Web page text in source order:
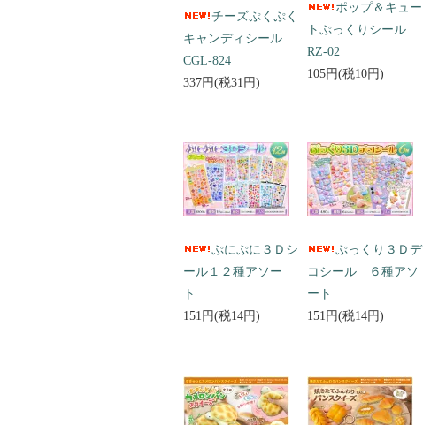
チーズぷくぷく
キャンディシール
CGL-824
337円(税31円)
ポップ＆キュー
トぷっくりシール
RZ-02
105円(税10円)
ぷにぷに３Ｄシ
ール１２種アソー
ト
151円(税14円)
ぷっくり３Ｄデ
コシール ６種アソ
ート
151円(税14円)